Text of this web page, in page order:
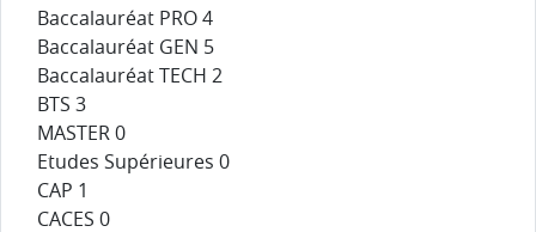
Baccalauréat PRO 4
Baccalauréat GEN 5
Baccalauréat TECH 2
BTS 3
MASTER 0
Etudes Supérieures 0
CAP 1
CACES 0